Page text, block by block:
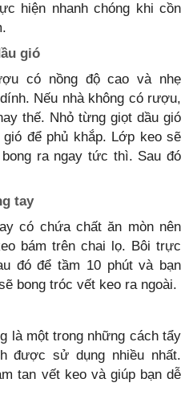
hiện nhanh chóng khi cồn
gió
có nồng độ cao và nhẹ
Nếu nhà không có rượu,
thế. Nhỏ từng giọt dầu gió
để phủ khắp. Lớp keo sẽ
ra ngay tức thì. Sau đó
tay
có chứa chất ăn mòn nên
bám trên chai lọ. Bôi trực
đó để tầm 10 phút và bạn
bong tróc vết keo ra ngoài.
là một trong những cách tẩy
được sử dụng nhiều nhất.
tan vết keo và giúp bạn dễ